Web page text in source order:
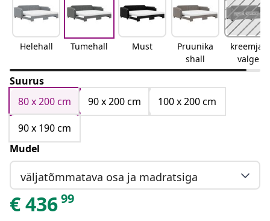
Helehall Tumehall Must
Pruunika
shall
kreemjas
valge
Suurus
80 x 200 cm
90 x 200 cm
100 x 200 cm
90 x 190 cm
Mudel
väljatõmmatava osa ja madratsiga
€43699